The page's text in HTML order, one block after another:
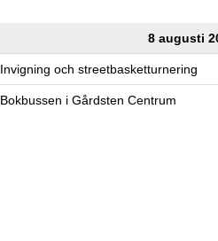
8 augusti
Invigning och streetbasketturnering
Bokbussen i Gårdsten Centrum